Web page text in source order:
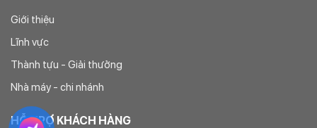
Giới thiệu
Lĩnh vực
Thành tựu - Giải thưởng
Nhà máy - chi nhánh
HỖ TRỢ KHÁCH HÀNG